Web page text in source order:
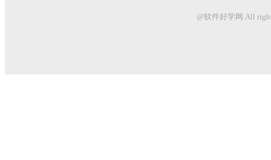
@软件好学网.All